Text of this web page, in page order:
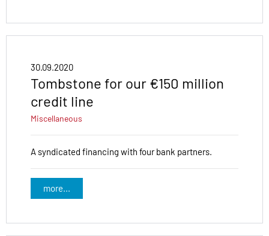
30.09.2020
Tombstone for our €150 million
credit line
Miscellaneous
A syndicated financing with four bank partners.
more...